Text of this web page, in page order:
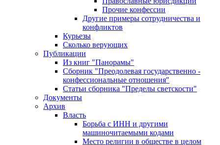
Прочие конфессии
Другие примеры сотрудничества и
конфликтов
Курьезы
Сколько верующих
Публикации
Из книг "Панорамы"
Сборник "Преодолевая государственно -
конфессиональные отношения"
Статьи сборника "Пределы светскости"
Документы
Архив
Власть
Борьба с ИНН и другими
машиночитаемыми кодами
Место религии в обществе в целом